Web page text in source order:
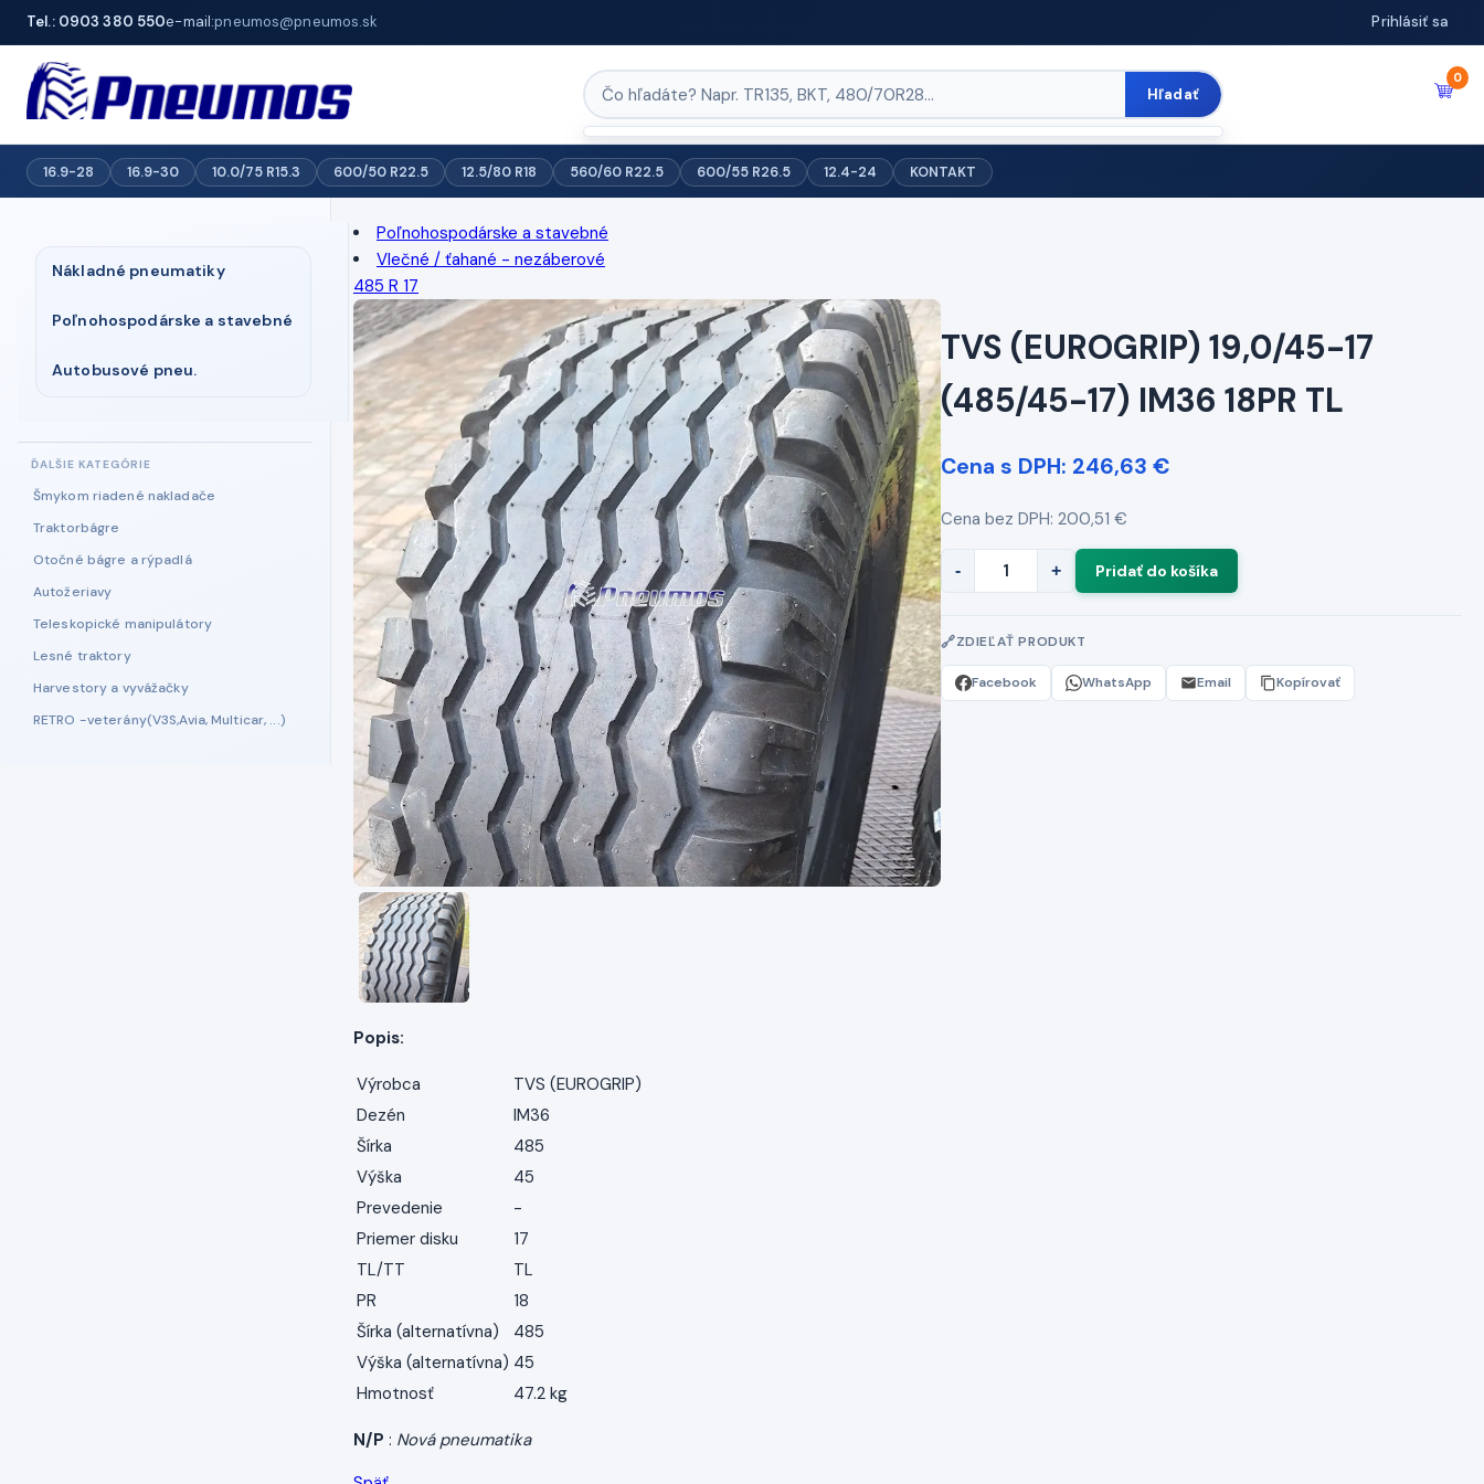
Tel.: 0903 380 550e-mail:pneumos@pneumos.sk Prihlásiť sa
Hľadať
0
16.9-28 16.9-30 10.0/75 R15.3 600/50 R22.5 12.5/80 R18 560/60 R22.5 600/55 R26.5 12.4-24 KONTAKT
Nákladné pneumatiky
Poľnohospodárske a stavebné
Autobusové pneu.
Šmykom riadené nakladače
Traktorbágre
Otočné bágre a rýpadlá
Autožeriavy
Teleskopické manipulátory
Lesné traktory
Harvestory a vyvážačky
RETRO -veterány(V3S,Avia, Multicar, ...)
Poľnohospodárske a stavebné
Vlečné / ťahané - nezáberové
485 R 17
TVS (EUROGRIP) 19,0/45-17
(485/45-17) IM36 18PR TL
Cena s DPH: 246,63 €
Cena bez DPH: 200,51 €
- +
ZDIEĽAŤ PRODUKT
Facebook WhatsApp Email Kopírovať
Popis:
Výrobca
TVS (EUROGRIP)
Dezén
IM36
Šírka
485
Výška
45
Prevedenie
-
Priemer disku
17
TL/TT
TL
PR
18
Šírka (alternatívna)
485
Výška (alternatívna) 45
Hmotnosť
47.2 kg
N/P : Nová pneumatika